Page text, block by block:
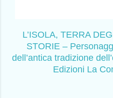
L’ISOLA, TERRA
STORIE –
dell’antica tradizione
Edizioni La